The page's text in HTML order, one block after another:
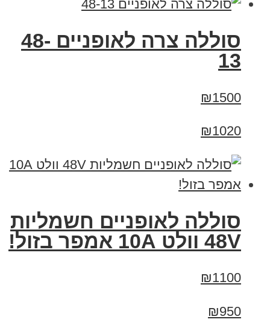
סוללה צרה לאופניים 48-
13
₪1500
₪1020
סוללה לאופניים חשמליות
48V וולט 10A אמפר בזול!
₪1100
₪950